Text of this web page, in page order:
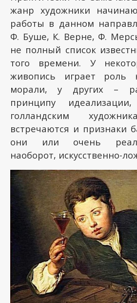
жанр художники
работы в данном
Ф. Буше, К. Верне, Ф.
не полный список
того времени. У
живопись играет роль
морали, у других –
принципу идеализации,
голландским
встречаются и признаки
они или очень
наоборот, искусственно-